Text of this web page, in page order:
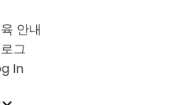
안내
그
In